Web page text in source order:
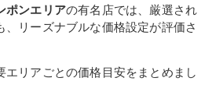
ポンエリアの有名店では、厳選され
、リーズナブルな価格設定が評価さ
エリアごとの価格目安をまとめまし